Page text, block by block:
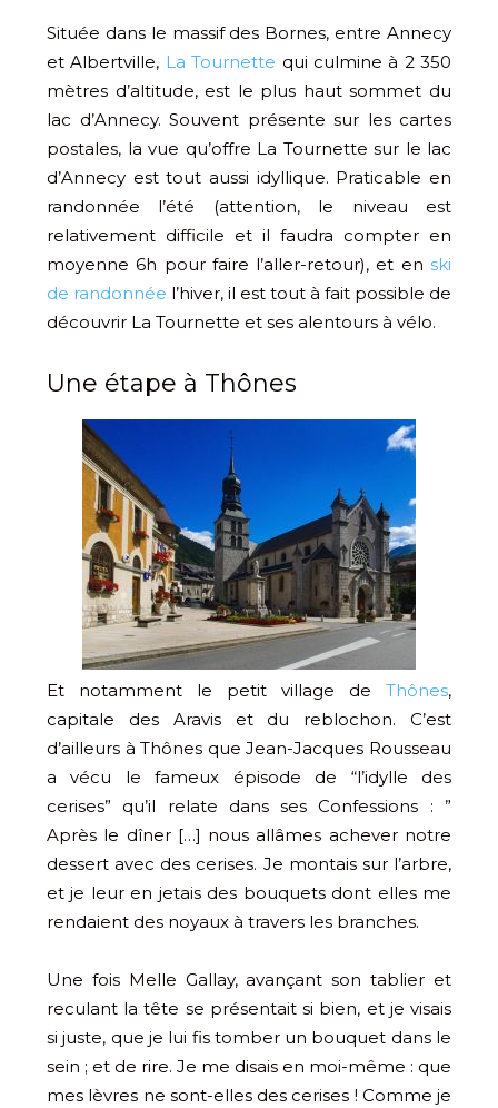
Située dans le massif des Bornes, entre Annecy
et Albertville, La Tournette qui culmine à 2 350
mètres d’altitude, est le plus haut sommet du
lac d’Annecy. Souvent présente sur les cartes
postales, la vue qu’offre La Tournette sur le lac
d’Annecy est tout aussi idyllique. Praticable en
randonnée l’été (attention, le niveau est
relativement difficile et il faudra compter en
moyenne 6h pour faire l’aller-retour), et en ski
de randonnée l’hiver, il est tout à fait possible de
découvrir La Tournette et ses alentours à vélo.
Une étape à Thônes
Et notamment le petit village de Thônes,
capitale des Aravis et du reblochon. C’est
d’ailleurs à Thônes que Jean-Jacques Rousseau
a vécu le fameux épisode de “l’idylle des
cerises” qu’il relate dans ses Confessions : ”
Après le dîner […] nous allâmes achever notre
dessert avec des cerises. Je montais sur l’arbre,
et je leur en jetais des bouquets dont elles me
rendaient des noyaux à travers les branches.
Une fois Melle Gallay, avançant son tablier et
reculant la tête se présentait si bien, et je visais
si juste, que je lui fis tomber un bouquet dans le
sein ; et de rire. Je me disais en moi-même : que
mes lèvres ne sont-elles des cerises ! Comme je